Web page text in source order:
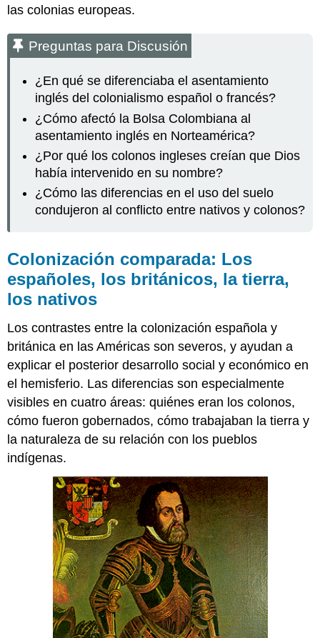
las colonias europeas.
Preguntas para Discusión
¿En qué se diferenciaba el asentamiento
inglés del colonialismo español o francés?
¿Cómo afectó la Bolsa Colombiana al
asentamiento inglés en Norteamérica?
¿Por qué los colonos ingleses creían que Dios
había intervenido en su nombre?
¿Cómo las diferencias en el uso del suelo
condujeron al conflicto entre nativos y colonos?
Colonización comparada: Los
españoles, los británicos, la tierra,
los nativos
Los contrastes entre la colonización española y
británica en las Américas son severos, y ayudan a
explicar el posterior desarrollo social y económico en
el hemisferio. Las diferencias son especialmente
visibles en cuatro áreas: quiénes eran los colonos,
cómo fueron gobernados, cómo trabajaban la tierra y
la naturaleza de su relación con los pueblos
indígenas.